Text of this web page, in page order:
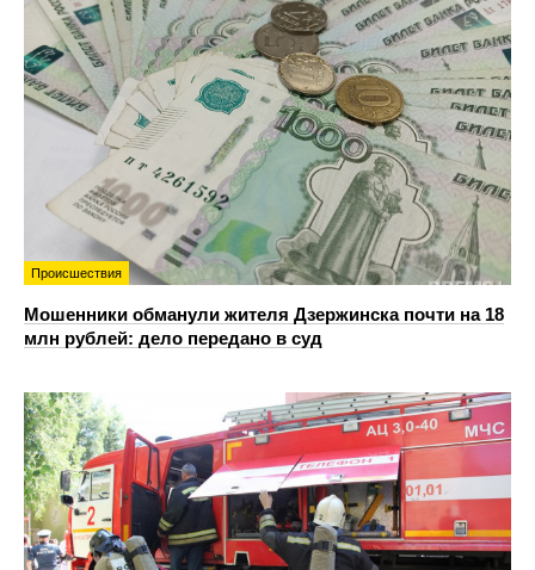
Происшествия
Мошенники обманули жителя Дзержинска почти на 18
млн рублей: дело передано в суд